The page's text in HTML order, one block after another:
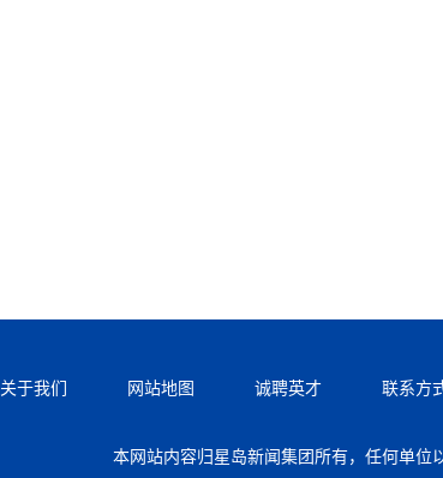
关于我们 网站地图 诚聘英才 联系方
本网站内容归星岛新闻集团所有，任何单位